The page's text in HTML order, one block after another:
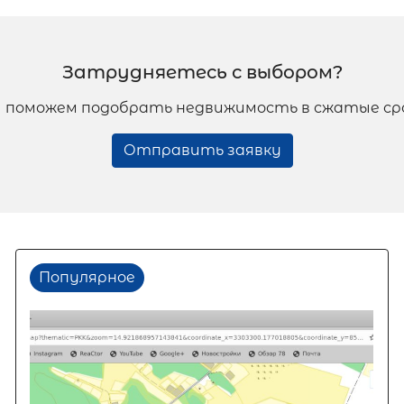
Затрудняетесь с выбором?
подобрать недвижимость в сжатые
Отправить заявку
Популярное